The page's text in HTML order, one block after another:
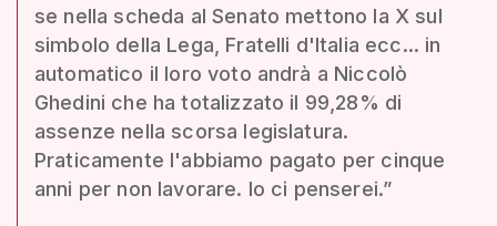
se nella scheda al Senato mettono la X sul
simbolo della Lega, Fratelli d'Italia ecc... in
automatico il loro voto andrà a Niccolò
Ghedini che ha totalizzato il 99,28% di
assenze nella scorsa legislatura.
Praticamente l'abbiamo pagato per cinque
anni per non lavorare. Io ci penserei.”